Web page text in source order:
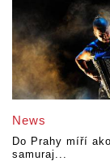
News
Do Prahy míří
samuraj...